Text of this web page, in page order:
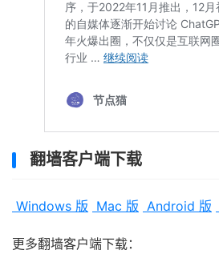
翻墙客户端下载
Windows 版 Mac 版 Android 版
更多翻墙客户端下载：